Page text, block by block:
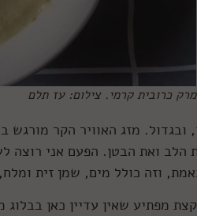
מרק כרובית קרמי. צילום: עז תלם
ובגדול. מזג האוויר הקר מורגש
וזה כולל מים, שמן זית
מפתיע שאין עדיין כאן בבלוג